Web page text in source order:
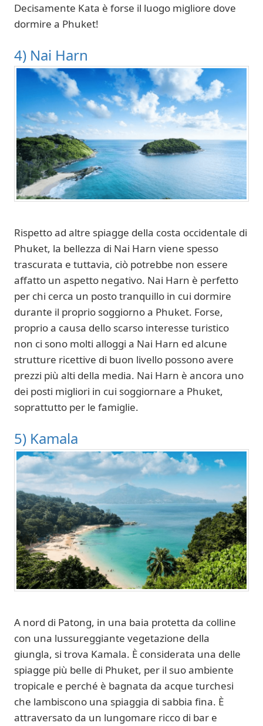
Decisamente Kata è forse il luogo migliore dove
dormire a Phuket!
4) Nai Harn
Rispetto ad altre spiagge della costa occidentale di
Phuket, la bellezza di Nai Harn viene spesso
trascurata e tuttavia, ciò potrebbe non essere
affatto un aspetto negativo. Nai Harn è perfetto
per chi cerca un posto tranquillo in cui dormire
durante il proprio soggiorno a Phuket. Forse,
proprio a causa dello scarso interesse turistico
non ci sono molti alloggi a Nai Harn ed alcune
strutture ricettive di buon livello possono avere
prezzi più alti della media. Nai Harn è ancora uno
dei posti migliori in cui soggiornare a Phuket,
soprattutto per le famiglie.
5) Kamala
A nord di Patong, in una baia protetta da colline
con una lussureggiante vegetazione della
giungla, si trova Kamala. È considerata una delle
spiagge più belle di Phuket, per il suo ambiente
tropicale e perché è bagnata da acque turchesi
che lambiscono una spiaggia di sabbia fina. È
attraversato da un lungomare ricco di bar e